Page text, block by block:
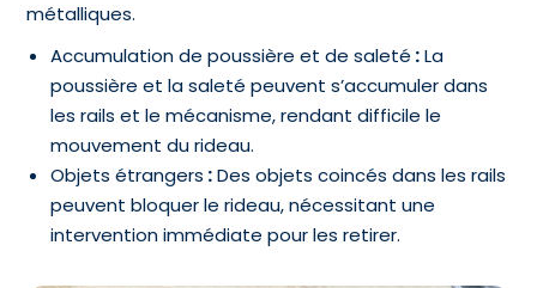
métalliques.
Accumulation de poussière et de saleté :La
poussière et la saleté peuvent s’accumuler dans
les rails et le mécanisme, rendant difficile le
mouvement du rideau.
Objets étrangers :Des objets coincés dans les rails
peuvent bloquer le rideau, nécessitant une
intervention immédiate pour les retirer.